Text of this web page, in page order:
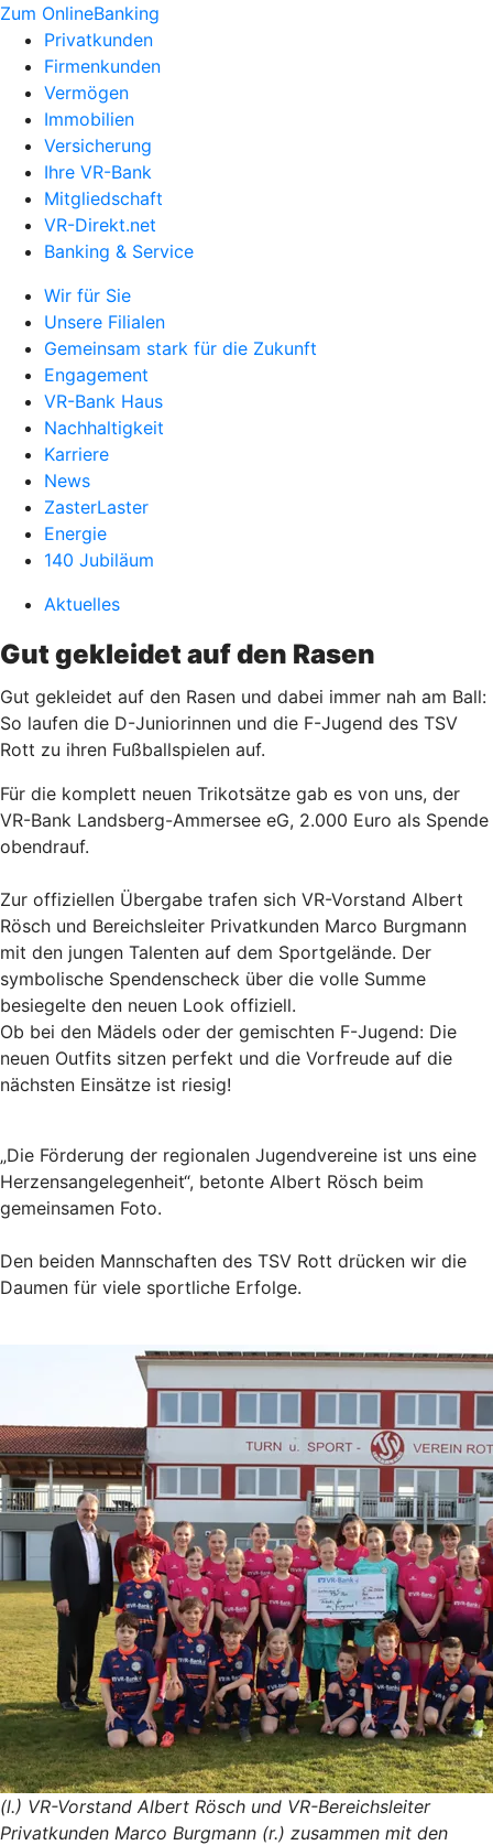
Zum OnlineBanking
Privatkunden
Firmenkunden
Vermögen
Immobilien
Versicherung
Ihre VR-Bank
Mitgliedschaft
VR-Direkt.net
Banking & Service
Wir für Sie
Unsere Filialen
Gemeinsam stark für die Zukunft
Engagement
VR-Bank Haus
Nachhaltigkeit
Karriere
News
ZasterLaster
Energie
140 Jubiläum
Aktuelles
Gut gekleidet auf den Rasen
Gut gekleidet auf den Rasen und dabei immer nah am Ball:
So laufen die D-Juniorinnen und die F-Jugend des TSV
Rott zu ihren Fußballspielen auf.
Für die komplett neuen Trikotsätze gab es von uns, der
VR-Bank Landsberg-Ammersee eG, 2.000 Euro als Spende
obendrauf.
Zur offiziellen Übergabe trafen sich VR-Vorstand Albert
Rösch und Bereichsleiter Privatkunden Marco Burgmann
mit den jungen Talenten auf dem Sportgelände. Der
symbolische Spendenscheck über die volle Summe
besiegelte den neuen Look offiziell.
Ob bei den Mädels oder der gemischten F-Jugend: Die
neuen Outfits sitzen perfekt und die Vorfreude auf die
nächsten Einsätze ist riesig!
„Die Förderung der regionalen Jugendvereine ist uns eine
Herzensangelegenheit“, betonte Albert Rösch beim
gemeinsamen Foto.
Den beiden Mannschaften des TSV Rott drücken wir die
Daumen für viele sportliche Erfolge.
(l.) VR-Vorstand Albert Rösch und VR-Bereichsleiter
Privatkunden Marco Burgmann (r.) zusammen mit den